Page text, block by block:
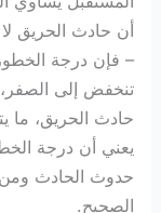
أن حادث الحريق
– فإن درجة
تنخفض إلى
حادث الحريق، ما
يعني أن درجة
حدوث الحادث ومن
الصحيح.